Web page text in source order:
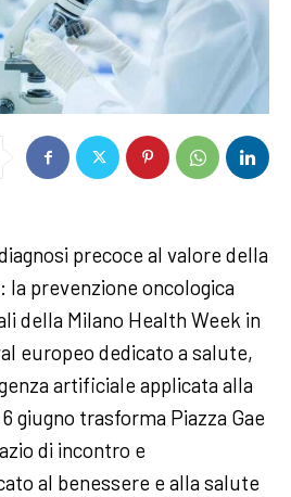
precoce al valore della
prevenzione oncologica
della Milano Health Week in
europeo dedicato a salute,
artificiale applicata alla
giugno trasforma Piazza Gae
di incontro e
al benessere e alla salute